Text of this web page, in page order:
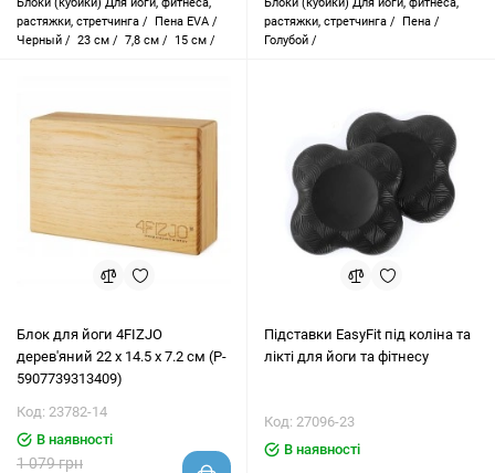
растяжки, стретчинга /
Пена EVA /
Черный / 23 см / 7,8 см / 15 см /
растяжки, стретчинга /
Пена /
Голубой /
Блок для йоги 4FIZJO
дерев'яний 22 x 14.5 x 7.2 см (P-
5907739313409)
Код: 23782-14
В наявності
1 079 грн
Підставки EasyFit під коліна та
лікті для йоги та фітнесу
Код: 27096-23
В наявності